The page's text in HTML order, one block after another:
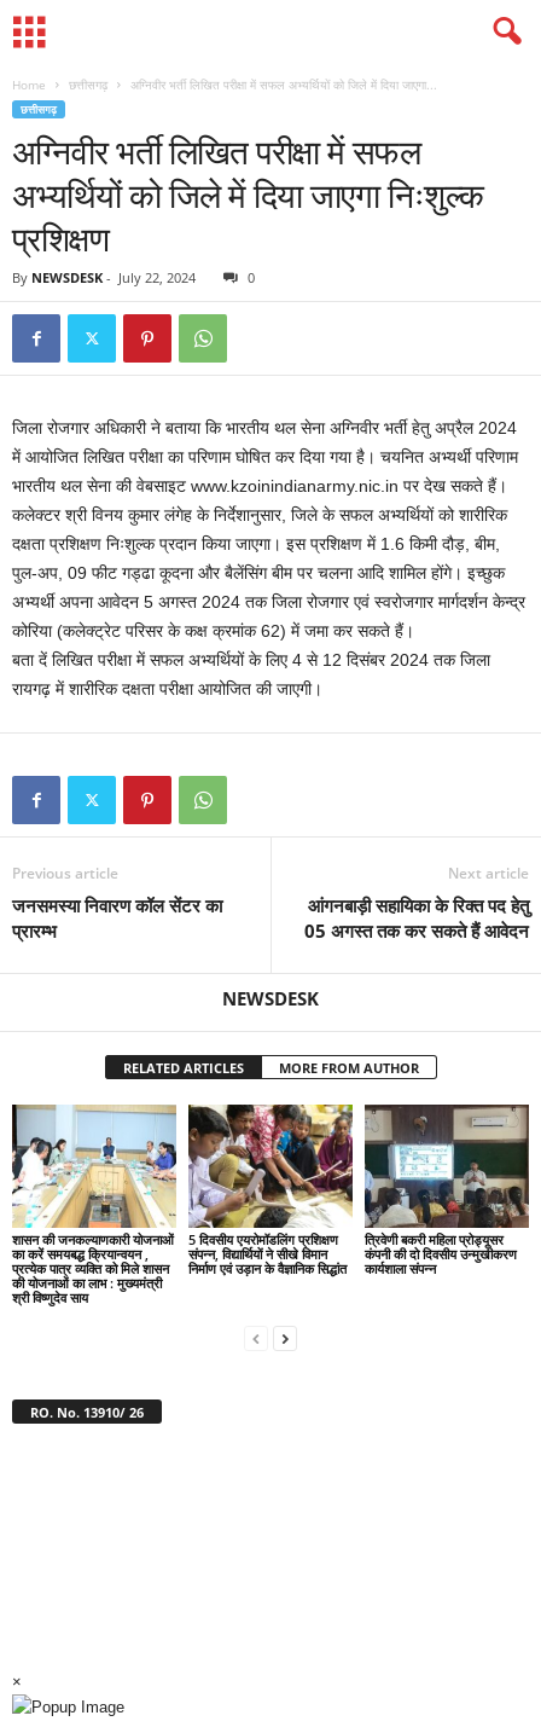
Home छत्तीसगढ़ अग्निवीर भर्ती लिखित परीक्षा में सफल अभ्यर्थियों को जिले में दिया जाएगा...
छत्तीसगढ़
अग्निवीर भर्ती लिखित परीक्षा में सफल
अभ्यर्थियों को जिले में दिया जाएगा निःशुल्क
प्रशिक्षण
By NEWSDESK - July 22, 2024 0
जिला रोजगार अधिकारी ने बताया कि भारतीय थल सेना अग्निवीर भर्ती हेतु अप्रैल 2024
में आयोजित लिखित परीक्षा का परिणाम घोषित कर दिया गया है। चयनित अभ्यर्थी परिणाम
भारतीय थल सेना की वेबसाइट www.kzoinindianarmy.nic.in पर देख सकते हैं।
कलेक्टर श्री विनय कुमार लंगेह के निर्देशानुसार, जिले के सफल अभ्यर्थियों को शारीरिक
दक्षता प्रशिक्षण निःशुल्क प्रदान किया जाएगा। इस प्रशिक्षण में 1.6 किमी दौड़, बीम,
पुल-अप, 09 फीट गड्ढा कूदना और बैलेंसिंग बीम पर चलना आदि शामिल होंगे। इच्छुक
अभ्यर्थी अपना आवेदन 5 अगस्त 2024 तक जिला रोजगार एवं स्वरोजगार मार्गदर्शन केन्द्र
कोरिया (कलेक्ट्रेट परिसर के कक्ष क्रमांक 62) में जमा कर सकते हैं।
बता दें लिखित परीक्षा में सफल अभ्यर्थियों के लिए 4 से 12 दिसंबर 2024 तक जिला
रायगढ़ में शारीरिक दक्षता परीक्षा आयोजित की जाएगी।
Previous article
जनसमस्या निवारण कॉल सेंटर का
प्रारम्भ
Next article
आंगनबाड़ी सहायिका के रिक्त पद हेतु
05 अगस्त तक कर सकते हैं आवेदन
NEWSDESK
RELATED ARTICLES MORE FROM AUTHOR
शासन की जनकल्याणकारी योजनाओं
का करें समयबद्ध क्रियान्वयन ,
प्रत्येक पात्र व्यक्ति को मिले शासन
की योजनाओं का लाभ : मुख्यमंत्री
श्री विष्णुदेव साय
5 दिवसीय एयरोमॉडलिंग प्रशिक्षण
संपन्न, विद्यार्थियों ने सीखे विमान
निर्माण एवं उड़ान के वैज्ञानिक सिद्धांत
त्रिवेणी बकरी महिला प्रोड्यूसर
कंपनी की दो दिवसीय उन्मुखीकरण
कार्यशाला संपन्न
RO. No. 13910/ 26
×